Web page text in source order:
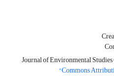
Journal of Environmental Studies
Commons